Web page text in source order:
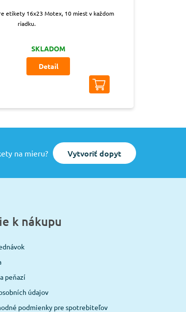
etikety 16x23 Motex, 10 miest v každom
riadku.
SKLADOM
Detail
na mieru? Vytvoriť dopyt
k nákupu
peňazí
údajov
podmienky pre spotrebiteľov